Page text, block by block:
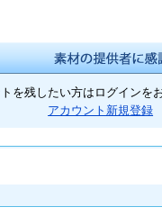
を残したい方はログインを
アカウント新規登録